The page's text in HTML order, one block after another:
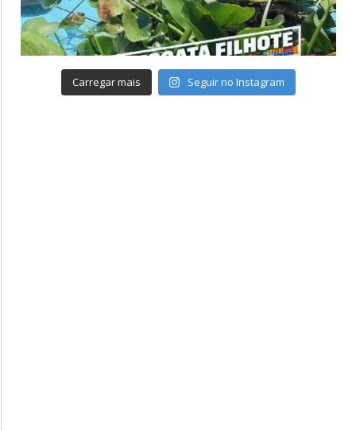
Carregar mais Seguir no Instagram